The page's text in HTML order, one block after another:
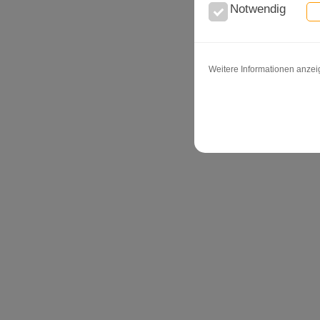
Notwendig
Weitere Informationen